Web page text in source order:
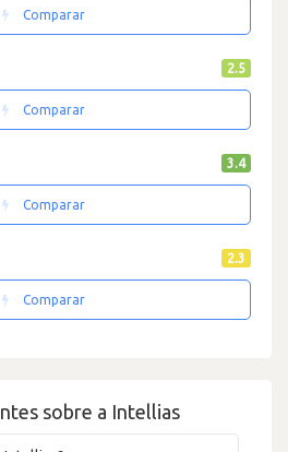
sobre a Intellias
Comparar
2.5
Comparar
3.4
Comparar
2.3
Comparar